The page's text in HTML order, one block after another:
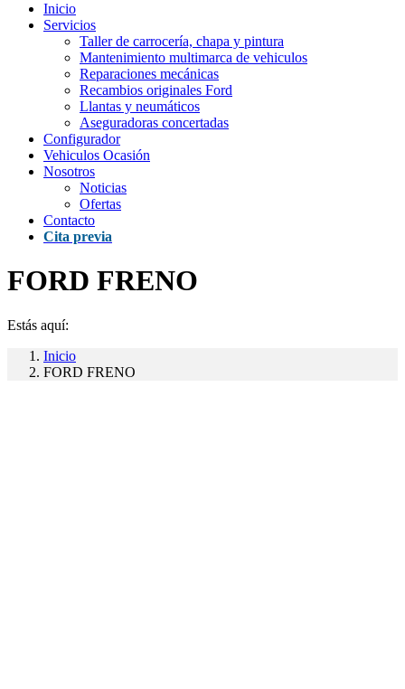
Inicio
Servicios
Taller de carrocería, chapa y pintura
Mantenimiento multimarca de vehiculos
Reparaciones mecánicas
Recambios originales Ford
Llantas y neumáticos
Aseguradoras concertadas
Configurador
Vehiculos Ocasión
Nosotros
Noticias
Ofertas
Contacto
Cita previa
FORD FRENO
Estás aquí:
Inicio
FORD FRENO